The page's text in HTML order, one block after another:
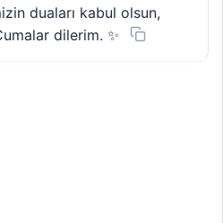
duaları kabul olsun,
dilerim. ✨